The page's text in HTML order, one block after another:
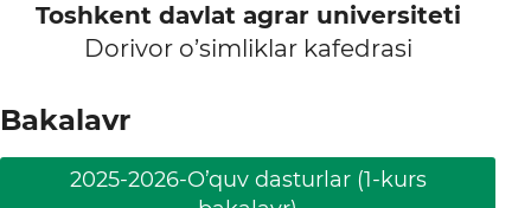
Toshkent davlat agrar universiteti
Dorivor o’simliklar kafedrasi
Bakalavr
2025-2026-O’quv dasturlar (1-kurs